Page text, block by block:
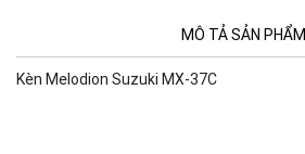
MÔ TẢ SẢN PHẨM
Kèn Melodion Suzuki MX-37C